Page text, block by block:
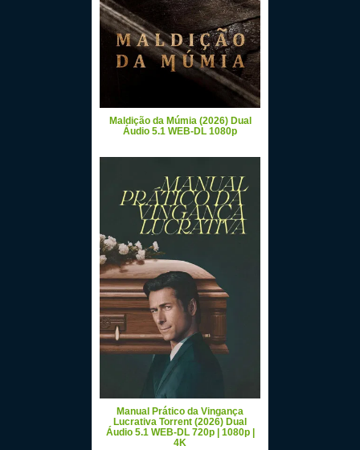
Maldição da Múmia (2026) Dual
Áudio 5.1 WEB-DL 1080p
Manual Prático da Vingança
Lucrativa Torrent (2026) Dual
Áudio 5.1 WEB-DL 720p | 1080p |
4K